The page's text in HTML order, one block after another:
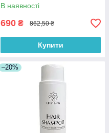
В наявності
690 ₴ 862,50 ₴
Купити
–20%